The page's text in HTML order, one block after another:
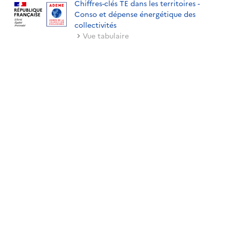
Chiffres-clés TE dans les territoires -
Conso et dépense énergétique des
collectivités
Vue tabulaire